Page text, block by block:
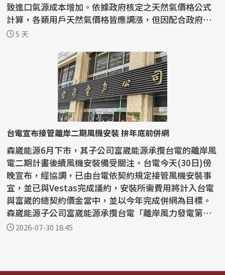
致進口氣源成本增加。依據政府核定之天然氣價格公式
計算，各類用戶天然氣價格皆應調漲，但因配合政府穩
定國內...
5 天
台電宣布接管離岸二期風機安裝 拚年底前併網
森崴能源6月下市，其子公司富崴能源承攬台電的離岸風
電二期計畫後續風機安裝備受關注。台電今天(30日)傍
晚宣布，經協調，已由台電依契約規定接管風機安裝事
宜，並已與Vestas完成議約，安裝所需費用將計入台電
與富崴的總契約價金當中，並以今年完成併網為目標。
森崴能源子公司富崴能源承攬台電「離岸風力發電第二
期計...
2026-07-30 18:45